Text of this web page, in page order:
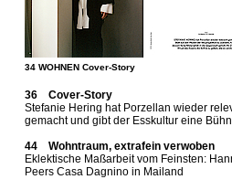
34 WOHNEN Cover-Story
36 Cover-Story
Stefanie Hering hat Porzellan wieder
gemacht und gibt der Esskultur eine
44 Wohntraum, extrafein verwoben
Eklektische Maßarbeit vom Feinsten:
Peers Casa Dagnino in Mailand